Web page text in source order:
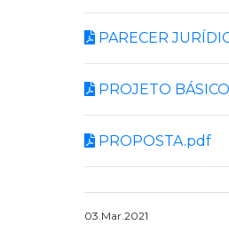
PARECER
PROJETO
PROPOSTA.pdf
03.Mar.2021